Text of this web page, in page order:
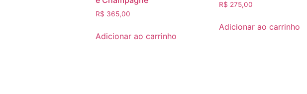
R$ 365,00
Adicionar ao carrinho
R$ 275,00
Adicionar ao carrinho